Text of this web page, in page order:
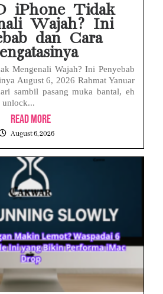
iPhone Tidak
Wajah? Ini
dan Cara
Mengenali Wajah? Ini Penyebab
August 6, 2026 Rahmat Yanuar
sambil pasang muka bantal, eh
unlock...
Read More
August 6, 2026